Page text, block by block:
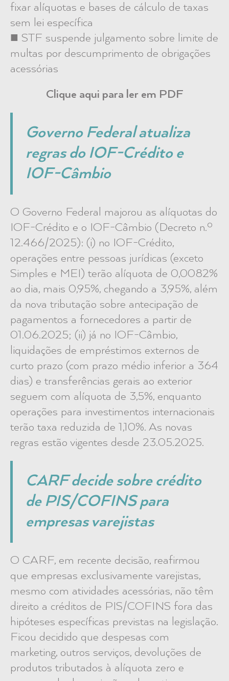
fixar alíquotas e bases de cálculo de taxas
sem lei específica
■ STF suspende julgamento sobre limite de
multas por descumprimento de obrigações
acessórias
Clique aqui para ler em PDF
Governo Federal atualiza
regras do IOF-Crédito e
IOF-Câmbio
O Governo Federal majorou as alíquotas do
IOF-Crédito e o IOF-Câmbio (Decreto n.º
12.466/2025): (i) no IOF-Crédito,
operações entre pessoas jurídicas (exceto
Simples e MEI) terão alíquota de 0,0082%
ao dia, mais 0,95%, chegando a 3,95%, além
da nova tributação sobre antecipação de
pagamentos a fornecedores a partir de
01.06.2025; (ii) já no IOF-Câmbio,
liquidações de empréstimos externos de
curto prazo (com prazo médio inferior a 364
dias) e transferências gerais ao exterior
seguem com alíquota de 3,5%, enquanto
operações para investimentos internacionais
terão taxa reduzida de 1,10%. As novas
regras estão vigentes desde 23.05.2025.
CARF decide sobre crédito
de PIS/COFINS para
empresas varejistas
O CARF, em recente decisão, reafirmou
que empresas exclusivamente varejistas,
mesmo com atividades acessórias, não têm
direito a créditos de PIS/COFINS fora das
hipóteses específicas previstas na legislação.
Ficou decidido que despesas com
marketing, outros serviços, devoluções de
produtos tributados à alíquota zero e